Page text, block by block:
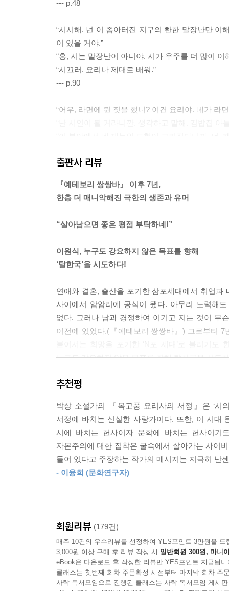
--- p.48
“시시해. 넌 이 좁아터진 지구의 빤한 말장난만
이 있을 거야.”
“흥, 시는 말장난이 아니야. 시가 우주를 더 많이 이
“시끄러. 요리나 제대로 배워.”
--- p.90
“어우, 라면에 뭔 짓을 했니? 이건 요리야. 네가 라
“이 분야에서 네 재능의 도형이 그려진다니까. 너,
“인생을 잘 계산하지 않으면 네 삶의 구조는 엉망진
--- pp.91~92
“어? 그건 알 것 같은데. 나 사랑하는 사람 생겼어.”
“원시크. 뭐가 새롭니? 다 시공간에 한번쯤 있던
돌아가는지, 그 안에서 인간은 왜 한정적인 시간
제 맘대로 정해놓고 믿으라고 하는 게 종교라면,
니 VR-ART 같은 첨단의 대중문화도 좋지. 하지만
--- p.156
스타일 등등이 눈앞을 스쳐 갔다.
--- pp.249~250
그토록 낡고 빛바래가며 끈덕지게 시공간을 가로
어지지 않고 오래 존재하는 게 아름다운가? 쌓이
없는 영역일까?
모르겠고, 아름다운 맛이 나는 와인을 간절하게 마
출판사 리뷰
『예테보리 쌍쌍바』 이후 7년,
한층 더 매니악해진 극한의 생존과 유머
“살아남으면 좋은 평점 부탁하네!”
이원식, 누구도 강요하지 않은 목표를 향해
‘탈한국’을 시도하다!
연애와 결혼, 출산을 포기한 삼포세대에서 취업
사이에서 암암리에 공식이 됐다. 아무리 노력해
없다. 그러나 남과 경쟁하여 이기고 지는 것이 무
이전에 있었다.(『예테보리 쌍쌍바』) 그로부터
누구도 강요하지 않은 목표를 향해 탈한국을 시도
“해류에 몸을 맡기면 삼탈리아 땅이 나올 거야.
한층 더 매니악해진 우주적 스케일의 유머감각, 웰
『복고풍 요리사의 서정』은 서로 다른 두 가지
과거 한국에서 요리사가 되기 위해 끝없이 정진하
현재의 이원식이 찾아 나선 땅은 50년 전 이탈
폐쇄국가라는 삼엄한 경계조차 페이크였던 삼탈
“시심을 간직한 자는 아무것도 잃지 않은 것이다.
요리의 궁극이기도 하다. 이원식이 애초에 시인
없는 시심만으로 끓일 수 있는 것도 이에 대한 방
좋은 것은 인간의 먹이로서 국통에서 하루 종일
추천평
박상 소설가의 『복고풍 요리사의 서정』은 ‘시
서정에 바치는 신실한 사랑가이다. 또한, 이 시대
시에 바치는 헌사이자 문학에 바치는 헌사이
자본주의에 대한 집착은 굴속에서 살아가는 사이
들어 있다고 주장하는 작가의 메시지는 지극히 난
- 이융희 (문화연구자)
회원리뷰 (179건)
매주 10건의 우수리뷰를 선정하여 YES포인트 3만원을 드
3,000원 이상 구매 후 리뷰 작성 시 일반회원 300원, 마니
eBook은 다운로드 후 작성한 리뷰만 YES포인트 지급됩니
클래스는 첫번째 회차 주문확정 시점부터 마지막 회차 주
사락 독서모임으로 진행된 클래스는 사락 독서모임 게시